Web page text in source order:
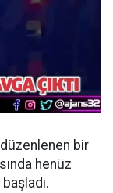
düzenlenen bir
henüz